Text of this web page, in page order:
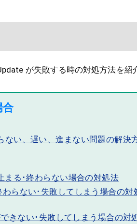
が失敗する時の対処方法を紹
合
い、遅い、進まない問題の解決
る･終わらない場合の対処法
らない･失敗してしまう場合の対
きない･失敗してしまう場合の対